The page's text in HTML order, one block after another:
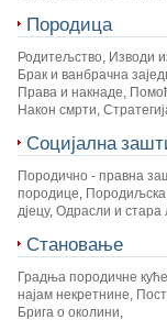
Породица
Родитељство, Изводи
Брак и ванбрачна
Права и накнаде,
Након смрти,
Социјална
Породично - правна
породице, Породиљска
дјецу, Одрасли и стара
Становање
Градња породичне куће
најам некретнине,
Брига о околини,